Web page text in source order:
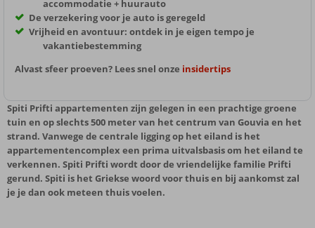
accommodatie + huurauto
De verzekering voor je auto is geregeld
Vrijheid en avontuur: ontdek in je eigen tempo je
vakantiebestemming
Alvast sfeer proeven? Lees snel onze insidertips
Spiti Prifti appartementen zijn gelegen in een prachtige groene
tuin en op slechts 500 meter van het centrum van Gouvia en het
strand. Vanwege de centrale ligging op het eiland is het
appartementencomplex een prima uitvalsbasis om het eiland te
verkennen. Spiti Prifti wordt door de vriendelijke familie Prifti
gerund. Spiti is het Griekse woord voor thuis en bij aankomst zal
je je dan ook meteen thuis voelen.